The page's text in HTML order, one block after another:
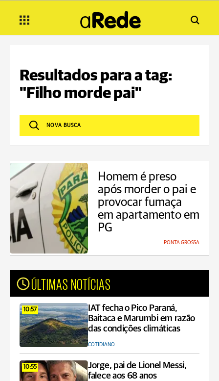
Resultados para a tag:
"Filho morde pai"
Homem é preso
após morder o pai e
provocar fumaça
em apartamento em
PG
PONTA GROSSA
ÚLTIMAS NOTÍCIAS
10:57
IAT fecha o Pico Paraná,
Baitaca e Marumbi em razão
das condições climáticas
COTIDIANO
10:55
Jorge, pai de Lionel Messi,
falece aos 68 anos